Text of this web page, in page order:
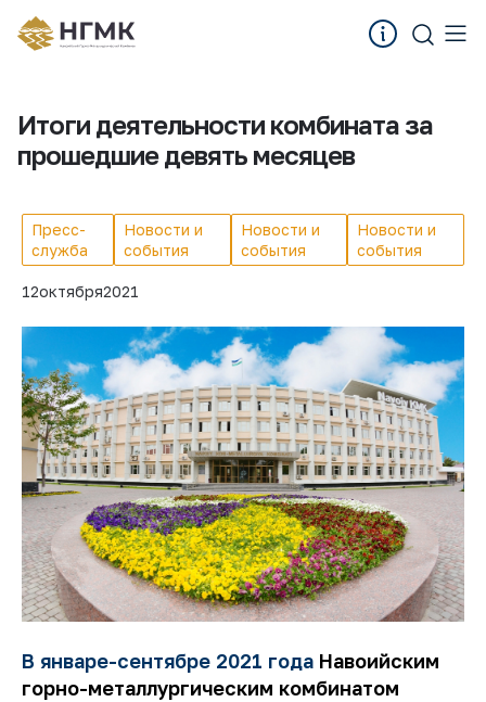
Итоги деятельности комбината за
прошедшие девять месяцев
Пресс-
служба
Новости и
события
Новости и
события
Новости и
события
12октября2021
В январе-сентябре 2021 года Навоийским
горно-металлургическим комбинатом